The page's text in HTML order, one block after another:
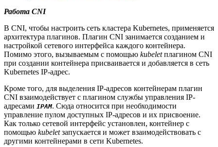
Работа CNI
В CNI, чтобы настроить сеть кластера Kubernetes, применяется
архитектура плагинов. Плагин CNI занимается созданием и
настройкой сетевого интерфейса каждого контейнера.
Помимо этого, вызываемым с помощью kubeletплагином CNI
при создании контейнера присваивается и добавляется в сеть
Kubernetes IP-адрес.
Кроме того, для выделения IP-адресов контейнерам плагин
CNI взаимодействует с плагином службы управления IP-
адресами IPAM. Сюда относится при необходимости
управление пулом доступных IP-адресов и их присвоение.
Как только сетевой интерфейс установлен, контейнер с
помощью kubeletзапускается и может взаимодействовать с
другими контейнерами в сети Kubernetes.